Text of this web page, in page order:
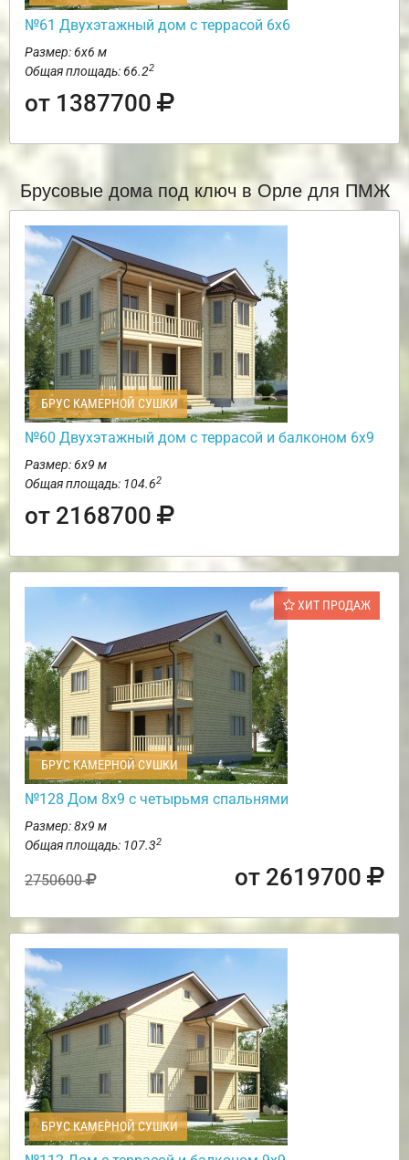
№61 Двухэтажный дом с террасой 6х6
Размер: 6х6 м
Общая площадь: 66.22
от 1387700
Брусовые дома под ключ в Орле для ПМЖ
БРУС КАМЕРНОЙ СУШКИ
№60 Двухэтажный дом с террасой и балконом 6х9
Размер: 6х9 м
Общая площадь: 104.62
от 2168700
ХИТ ПРОДАЖ
БРУС КАМЕРНОЙ СУШКИ
№128 Дом 8х9 с четырьмя спальнями
Размер: 8х9 м
Общая площадь: 107.32
2750600 от 2619700
БРУС КАМЕРНОЙ СУШКИ